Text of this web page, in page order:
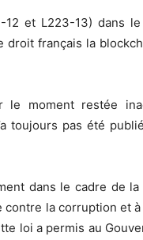
12 et L223-13) dans
français la
le moment restée
toujours pas été
dans le cadre de la
la corruption et
loi a permis au